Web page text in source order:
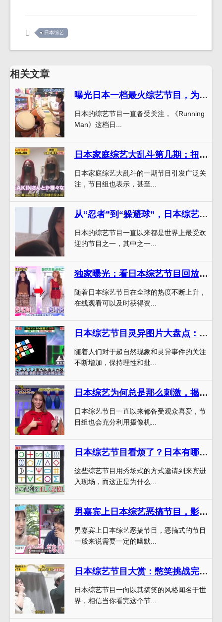
日本综艺
相关文章
曝光日本一档最火综艺节目，为何超人气爆棚？
日本的综艺节目一直备受关注，《Running
Man》这档日...
日本家庭综艺大乱斗第几期：扭曲游戏引来“流汗背”
日本家庭综艺大乱斗的一期节目引发广泛关
注，节目组也表示，甚至...
从“忍者”到“躲避球”，日本综艺的发展历程
日本的综艺节目一直以来都是世界上最受欢
迎的节目之一，其中之一...
独家曝光：看日本综艺节目回放的高效方式
随着日本综艺节目在全球的热度不断上升，
在线观看可以及时获得资...
日本综艺节目灵异图片大盘点：惊悚背后隐藏的真相
随着人们对于超自然现象和灵异事件的关注
不断增加，保持理性和批...
日本综艺为何总是那么刺激，揭秘制作细节与参与体验
日本综艺节目一直以来都备受观众喜爱，节
目组也会充分利用摄像机...
日本综艺节目看烦了？日本有哪些好看的综艺节目推荐给你
这些综艺节目用秀场式的方式邀请到来宾进
入现场，而这正是为什么...
男嘉宾上日本综艺恶搞节目，影响有多大？
男嘉宾上日本综艺恶搞节目，恶搞式的节目
一般来说需要一定的幽默...
日本综艺节目大赏：憋笑挑战完整视频大全揭秘
日本综艺节目一向以其搞笑的风格闻名于世
界，相信当你看完这个节...